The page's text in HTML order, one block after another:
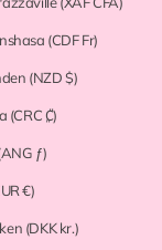
(CDF Fr)
(NZD $)
(CRC ₡)
ƒ)
€)
(DKK kr.)